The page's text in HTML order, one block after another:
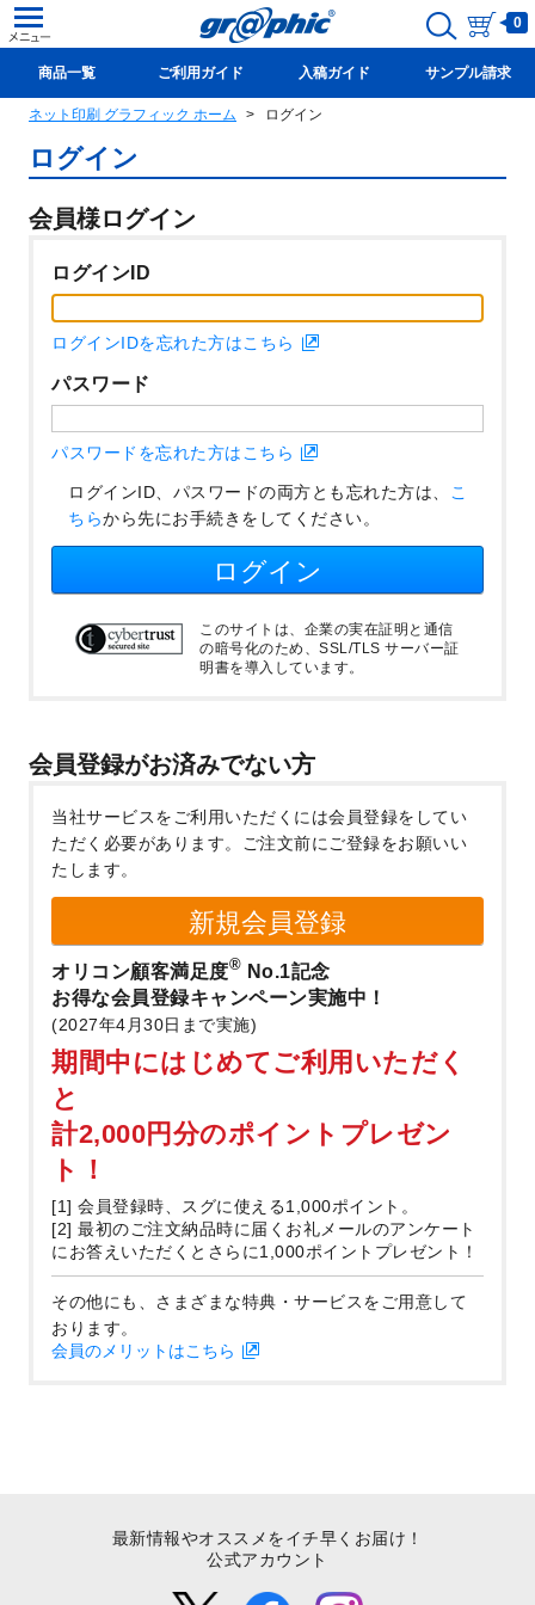
0
商品一覧 ご利用ガイド 入稿ガイド サンプル請求
新規会員登録(無料)
ネット印刷 グラフィック ホーム ログイン
ログイン
会員様ログイン
ログインID
ログインIDを忘れた方はこちら
パスワード
パスワードを忘れた方はこちら
ログインID、パスワードの両方とも忘れた方は、 こ
ちらから先にお手続きをしてください。
ログイン
このサイトは、企業の実在証明と通信
の暗号化のため、SSL/TLS サーバー証
明書を導入しています。
会員登録がお済みでない方
当社サービスをご利用いただくには会員登録をしてい
ただく必要があります。
ご注文前にご登録をお願いい
たします。
新規会員登録
オリコン顧客満足度® No.1記念
お得な会員登録キャンペーン実施中！
(2027年4月30日まで実施)
期間中にはじめてご利用いただく
と
計2,000円分のポイントプレゼン
ト！
[1] 会員登録時、スグに使える1,000ポイント。
[2] 最初のご注文納品時に届くお礼メールのアンケート
にお答えいただくとさらに1,000ポイントプレゼント！
その他にも、さまざまな特典・サービスをご用意して
おります。
会員のメリットはこちら
最新情報やオススメをイチ早くお届け！
公式アカウント